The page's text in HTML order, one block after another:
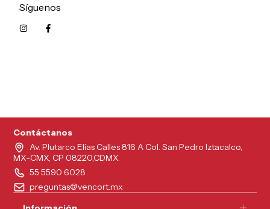
Síguenos
Contáctanos
Av. Plutarco Elías Calles 816 A Col. San Pedro Iztacalco,
MX-CMX, CP 08220,CDMX.
55 5590 6028
preguntas@vencort.mx